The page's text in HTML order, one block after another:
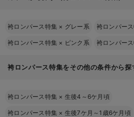
袴ロンパース特集 × グレー系 袴ロンパー
袴ロンパース特集 × ピンク系 袴ロンパー
袴ロンパース特集をその他の条件から探
袴ロンパース特集 × 生後4～6ケ月頃
袴ロンパース特集 × 生後7ケ月～1歳6ケ月頃